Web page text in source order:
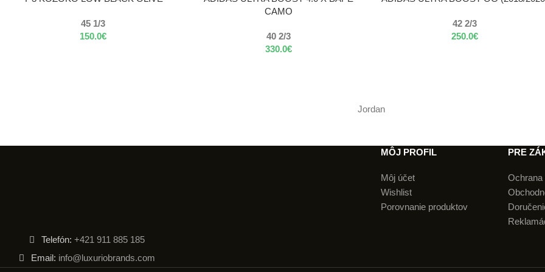
45 1/3
150.0€
CAMO
40 2/3
330.0€
42 2/3
250.0€
Jordan
Telefón: +421 911 885 185
Email: info@luxuriobrands.com
MÔJ PROFIL
Môj účet
Wishlist
Porovnanie produktov
PRE
Ochrana